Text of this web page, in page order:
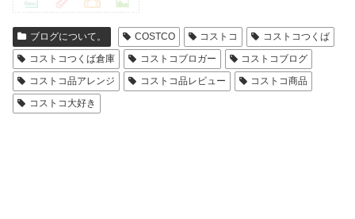
ブログについて。 COSTCO コストコ
コストコつくば
コストコつくば倉庫
コストコブロガー
コストコブログ
コストコ品アレンジ
コストコ品レビュー
コストコ商品
コストコ大好き